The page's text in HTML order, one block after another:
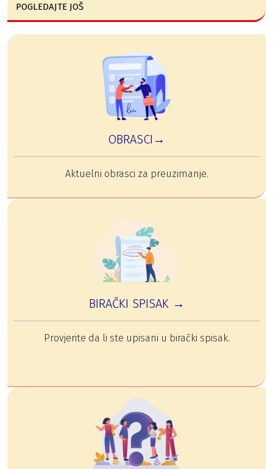
POGLEDAJTE JOŠ
OBRASCI→
Aktuelni obrasci za preuzimanje.
BIRAČKI SPISAK →
Provjerite da li ste upisani u birački spisak.